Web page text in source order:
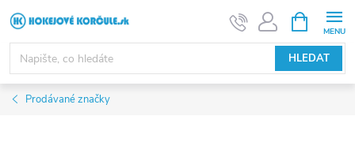
Přejít
na
obsah
HLEDAT
NÁKUPNÍ
KOŠÍK
Prodávané značky